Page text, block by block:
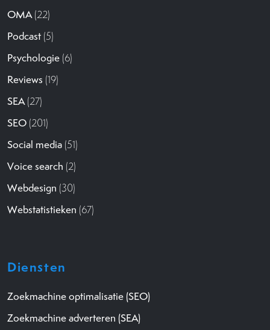
OMA(22)
Podcast (5)
Psychologie (6)
Reviews (19)
SEA(27)
SEO (201)
Social media (51)
Voice search (2)
Webdesign (30)
Webstatistieken (67)
Diensten
Zoekmachine optimalisatie (SEO)
Zoekmachine adverteren (SEA)